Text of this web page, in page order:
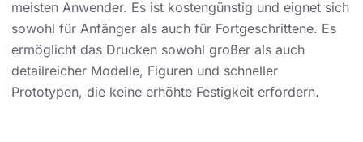
meisten Anwender. Es ist kostengünstig und eignet sich
sowohl für Anfänger als auch für Fortgeschrittene. Es
ermöglicht das Drucken sowohl großer als auch
detailreicher Modelle, Figuren und schneller
Prototypen, die keine erhöhte Festigkeit erfordern.